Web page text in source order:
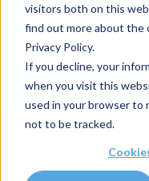
visitors both on this
find out more about the
Privacy Policy.
If you decline, your
when you visit this
used in your browser to
not to be tracked.
Wie dürfen
Es gibt keine
Knowledge Base der